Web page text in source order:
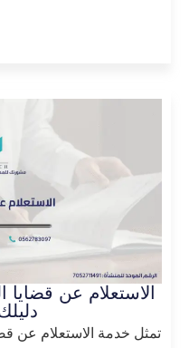
تمثل خدمة الاستعلام عن